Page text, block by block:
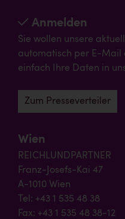
Anmelden
Sie wollen unsere
automatisch per E-Mail
einfach Ihre Daten in
Zum Presseverteiler
Wien
REICHLUNDPARTNER
Franz-Josefs-Kai 47
A-1010 Wien
Tel: +43 1 535 48 38
Fax: +43 1 535 48 38-12